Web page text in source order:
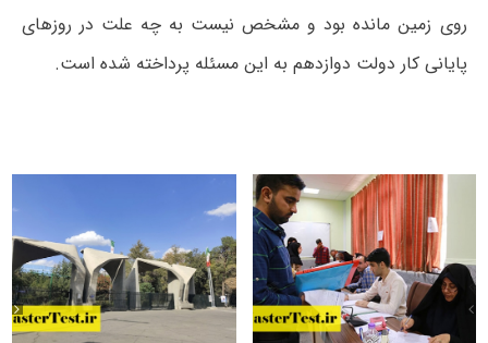
روی زمین مانده بود و مشخص نیست به چه علت در روزهای
پایانی کار دولت دوازدهم به این مسئله پرداخته شده است.